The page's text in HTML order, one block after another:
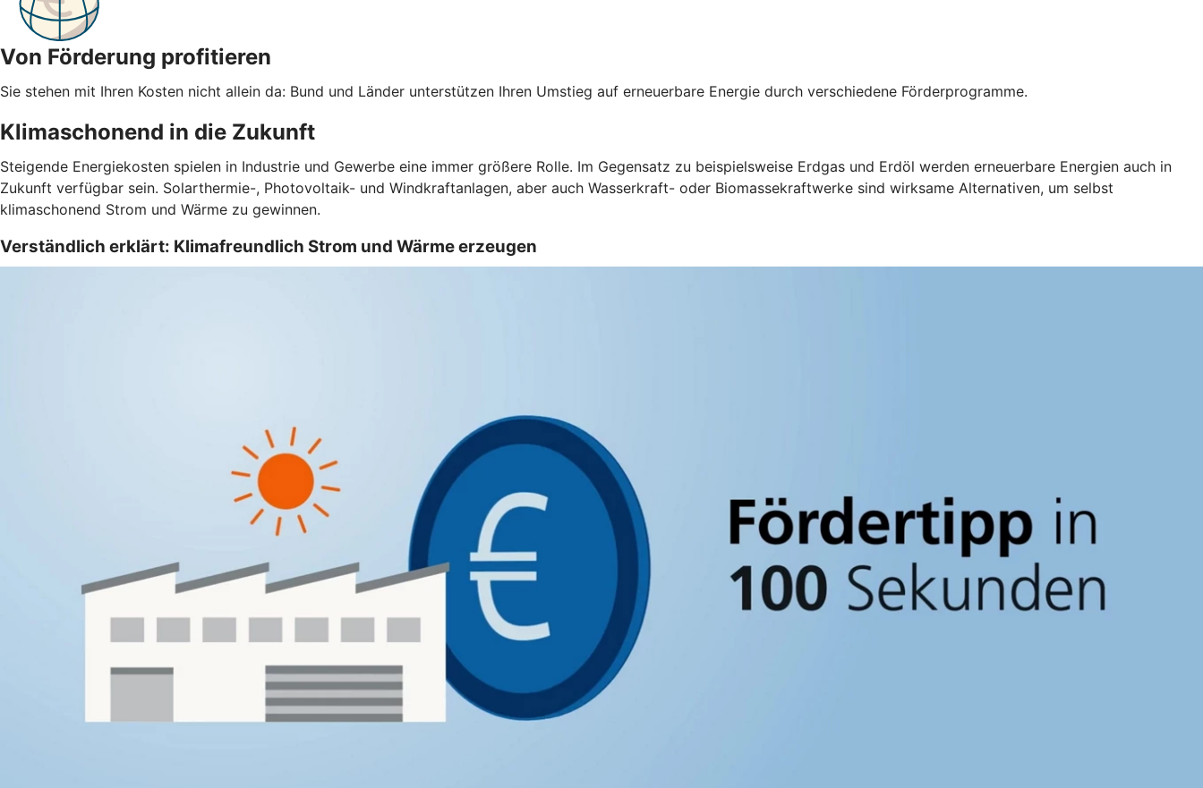
Von Förderung profitieren
Sie stehen mit Ihren Kosten nicht allein da: Bund und Länder unterstützen Ihren Umstieg auf erneuerbare Energie durch verschiedene Förderprogramme.
Klimaschonend in die Zukunft
Steigende Energiekosten spielen in Industrie und Gewerbe eine immer größere Rolle. Im Gegensatz zu beispielsweise Erdgas und Erdöl werden erneuerbare Energien auch in
Zukunft verfügbar sein. Solarthermie-, Photovoltaik- und Windkraftanlagen, aber auch Wasserkraft- oder Biomassekraftwerke sind wirksame Alternativen, um selbst
klimaschonend Strom und Wärme zu gewinnen.
Verständlich erklärt: Klimafreundlich Strom und Wärme erzeugen